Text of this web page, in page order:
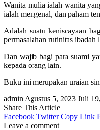
Wanita mulia ialah wanita
ialah mengenal, dan paham
Adalah suatu keniscayaan
permasalahan rutinitas ibadah
Dan wajib bagi para suami
kepada orang lain.
Buku ini merupakan uraian
admin Agustus 5, 2023 Juli
Share This Article
Facebook Twitter Copy Link
Leave a comment